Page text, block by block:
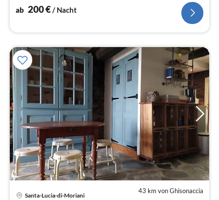
bewaldeten Grundstück und eingezäunten 5000 m2.
ab 200€ / Nacht
43 km von Ghisonaccia
Santa-Lucia-di-Moriani